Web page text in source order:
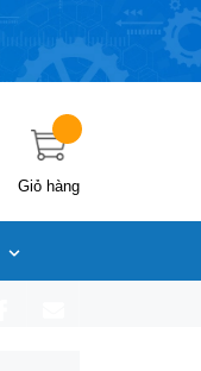
Giỏ hàng